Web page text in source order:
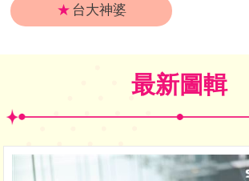
★ 台大神婆
最新圖輯